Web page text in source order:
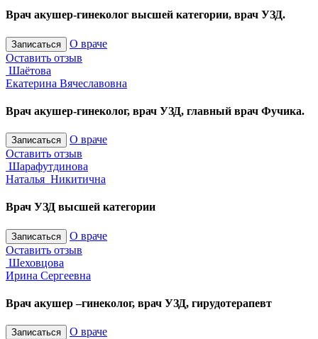
Врач акушер-гинеколог высшей категории, врач УЗД.
Записаться
О враче
Оставить отзыв
Шаётова
Екатерина Вячеславовна
Врач акушер-гинеколог, врач УЗД, главный врач Фучика.
Записаться
О враче
Оставить отзыв
Шарафутдинова
Наталья Никитична
Врач УЗД высшей категории
Записаться
О враче
Оставить отзыв
Шеховцова
Ирина Сергеевна
Врач акушер –гинеколог, врач УЗД, гирудотерапевт
Записаться
О враче